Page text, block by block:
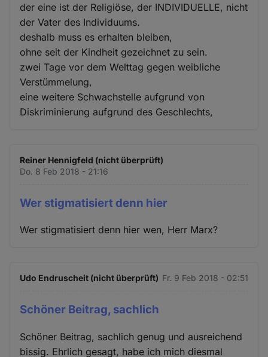
der eine ist der Religiöse, der INDIVIDUELLE, nicht
der Vater des Individuums.
deshalb muss es erhalten bleiben,
ohne seit der Kindheit gezeichnet zu sein.
zwei Tage vor dem Welttag gegen weibliche
Verstümmelung,
eine weitere Schwachstelle aufgrund von
Diskriminierung aufgrund des Geschlechts,
Reiner Hennigfeld (nicht überprüft)
Do. 8 Feb 2018 - 21:16
Wer stigmatisiert denn hier
Wer stigmatisiert denn hier wen, Herr Marx?
Udo Endruscheit (nicht überprüft) Fr. 9 Feb 2018 - 02:51
Schöner Beitrag, sachlich
Schöner Beitrag, sachlich genug und ausreichend
bissig. Ehrlich gesagt, habe ich mich diesmal